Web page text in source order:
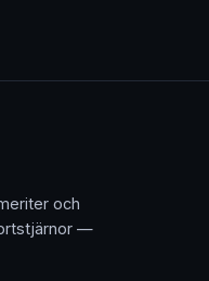
och
—